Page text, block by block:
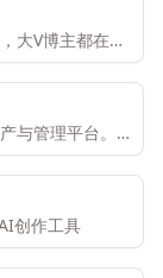
大V博主都在
大幅提高你的工
与管理平台。它
多种创意工具,
创作工具